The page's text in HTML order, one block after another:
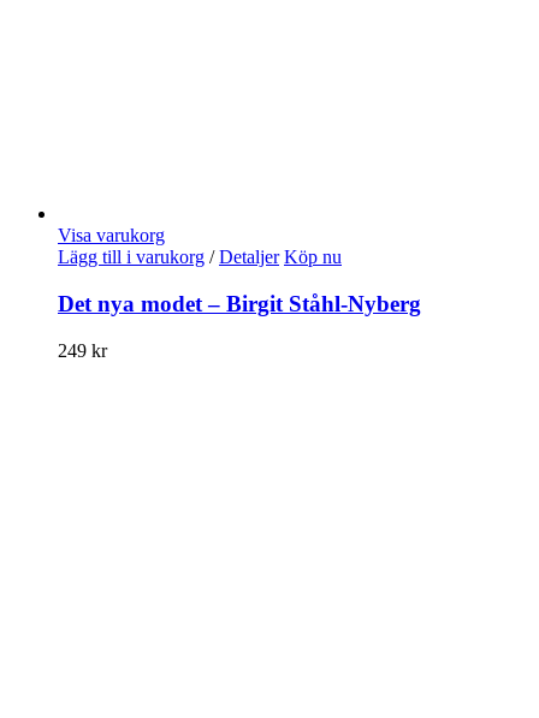
Visa varukorg
Lägg till i varukorg / Detaljer Köp nu
Det nya modet – Birgit Ståhl-Nyberg
249 kr